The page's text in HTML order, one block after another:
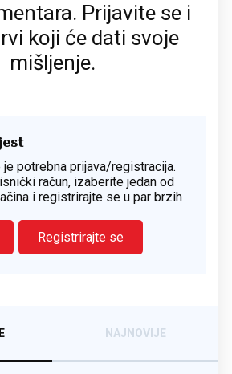
Prijavite se i
koji će dati svoje
mišljenje.
je potrebna prijava/registracija.
račun, izaberite jedan od
i registrirajte se u par brzih
Registrirajte se
NAJNOVIJE